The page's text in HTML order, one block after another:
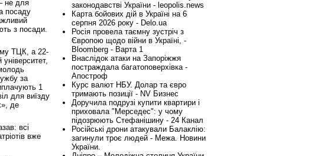
не для
посаду
з посади.
ТЦК, а 22-
за
1
для виїзду
де
всі
вже
законодавстві України - leopolis.news
Карта бойових дій в Україні на 6
серпня 2026 року - Delo.ua
Росія провела таємну зустріч з
Європою щодо війни в Україні, -
Bloomberg - Варта 1
Внаслідок атаки на Запоріжжя
постраждала багатоповерхівка -
Апостроф
Курс валют НБУ. Долар та євро
тримають позиції - NV Бизнес
Доручила подрузі купити квартири і
приховала "Мерседес": у чому
підозрюють Стефанішину - 24 Канал
Російські дрони атакували Балаклію:
загинули троє людей - Межа. Новини
України.